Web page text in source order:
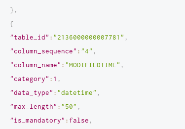
} ,
{
"table_id" : "2136000000007781" ,
"column_sequence" : "4" ,
"column_name" : "MODIFIEDTIME" ,
"category" : 1 ,
"data_type" : "datetime" ,
"max_length" : "50" ,
"is_mandatory" : false ,